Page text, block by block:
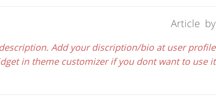
Article by
Add your discription/bio at user profile
in theme customizer if you dont want to use it.